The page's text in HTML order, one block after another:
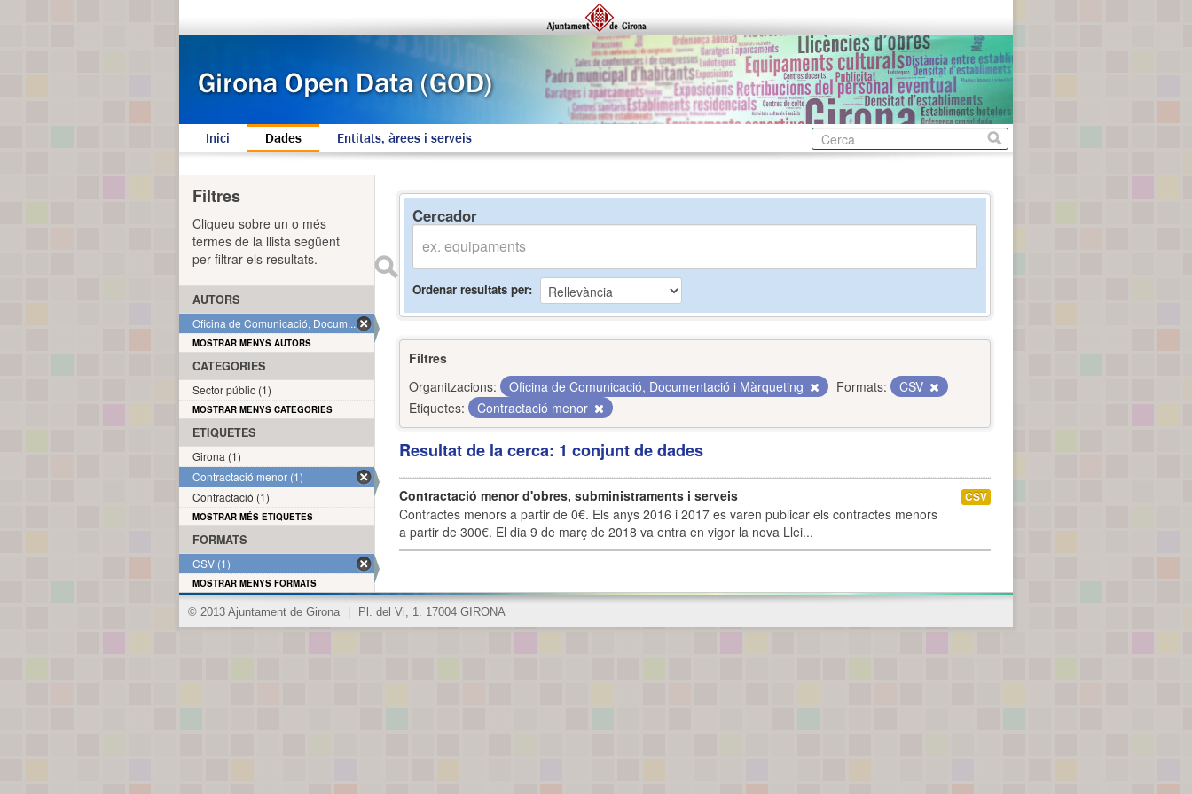
Inici Dades Entitats, àrees i serveis
Cercador
Ordenar resultats per
Filtres
Organitzacions:
Oficina de Comunicació, Documentació i Màrqueting Formats:
CSV
Etiquetes:
Contractació menor
Resultat de la cerca: 1 conjunt de dades
Contractació menor d'obres, subministraments i serveis
Contractes menors a partir de 0€. Els anys 2016 i 2017 es varen publicar els contractes menors
a partir de 300€. El dia 9 de març de 2018 va entra en vigor la nova Llei...
CSV
Filtres
Cliqueu sobre un o més
termes de la llista següent
per filtrar els resultats.
AUTORS
Oficina de Comunicació, Docum... (1)
MOSTRAR MENYS AUTORS
CATEGORIES
Sector públic (1)
MOSTRAR MENYS CATEGORIES
ETIQUETES
Girona (1)
Contractació menor (1)
Contractació (1)
MOSTRAR MÉS ETIQUETES
FORMATS
CSV (1)
MOSTRAR MENYS FORMATS
© 2013 Ajuntament de Girona Pl. del Vi, 1. 17004 GIRONA